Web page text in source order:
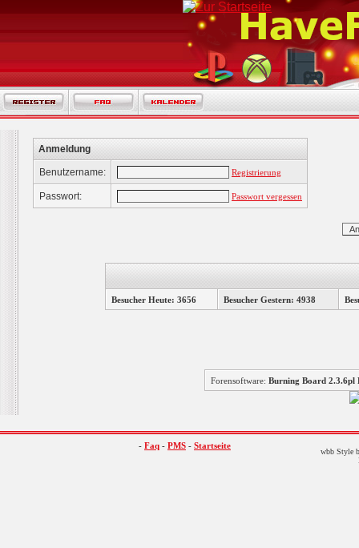
Anmeldung
Benutzername: Registrierung
Passwort: Passwort vergessen
Besucher Heute: 3656 Besucher Gestern: 4938
Forensoftware: Burning Board
- Faq - PMS - Startseite
wbb Style